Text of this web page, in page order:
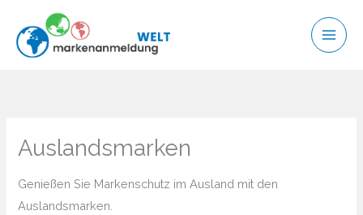
Inhalt
springen
Auslandsmarken
Genießen Sie Markenschutz im Ausland mit den
Auslandsmarken.